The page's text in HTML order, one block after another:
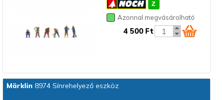
Azonnal megvásárolható
4 500 Ft
Märklin 8974 Sínrehelyező eszköz